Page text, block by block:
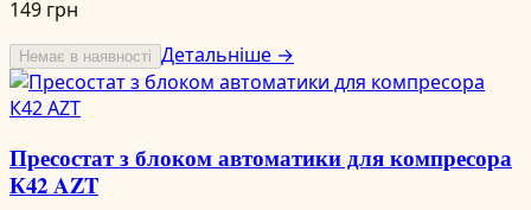
149 грн
Немає в наявності Детальніше →
Пресостат з блоком автоматики для компресора
К42 AZT